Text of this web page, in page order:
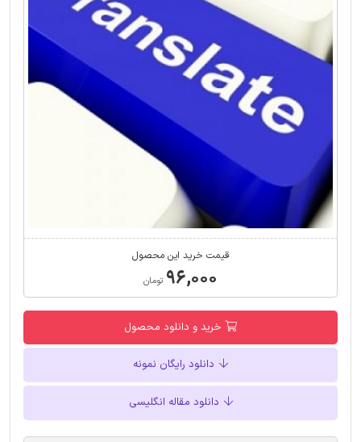
قیمت خرید این محصول
۹۶,۰۰۰ تومان
خرید و دانلود محصول
دانلود رایگان نمونه
دانلود مقاله انگلیسی